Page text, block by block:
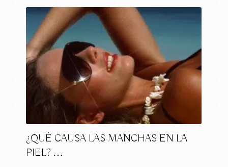
¿QUÉ CAUSA LAS MANCHAS EN LA
PIEL? …